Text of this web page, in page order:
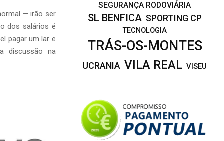
— irão ser
dos salários é
pagar um lar e
discussão na
SEGURANÇA RODOVIÁRIA
SL BENFICA SPORTING CP
TECNOLOGIA
TRÁS-OS-MONTES
UCRANIA VILA REAL VISEU